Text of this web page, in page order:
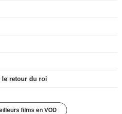
le retour du roi
films en VOD